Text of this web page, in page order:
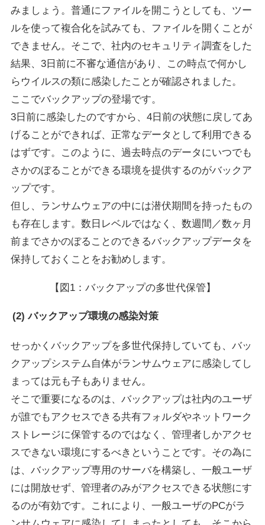
みましょう。普通にファイルを開こうとしても、ツー
ルを使って複合化を試みても、ファイルを開くことが
できません。そこで、社内のセキュリティ調査をした
結果、3日前に不審な通信があり、この時点で何かし
らウイルスの類に感染したことが確認されました。
ここでバックアップの登場です。
3日前に感染したのですから、4日前の状態に戻してあ
げることができれば、正常なデータとして利用できる
はずです。このように、過去時点のデータにいつでも
さかのぼることができる環境を提供するのがバックア
ップです。
但し、ランサムウェアの中には潜伏期間を持ったもの
も存在します。数日レベルではなく、数週間／数ヶ月
前までさかのぼることのできるバックアップデータを
保持しておくことをお勧めします。
【図1：バックアップの多世代保管】
(2) バックアップ環境の感染対策
せっかくバックアップを多世代保持していても、バッ
クアップシステム自体がランサムウェアに感染してし
まっては元も子もありません。
そこで重要になるのは、バックアップは社内のユーザ
が誰でもアクセスできる共有フォルダやネットワーク
ストレージに保管するのではなく、管理者しかアクセ
スできない環境にするべきということです。その為に
は、バックアップ専用のサーバを構築し、一般ユーザ
には開放せず、管理者のみがアクセスできる状態にす
るのが有効です。これにより、一般ユーザのPCがラ